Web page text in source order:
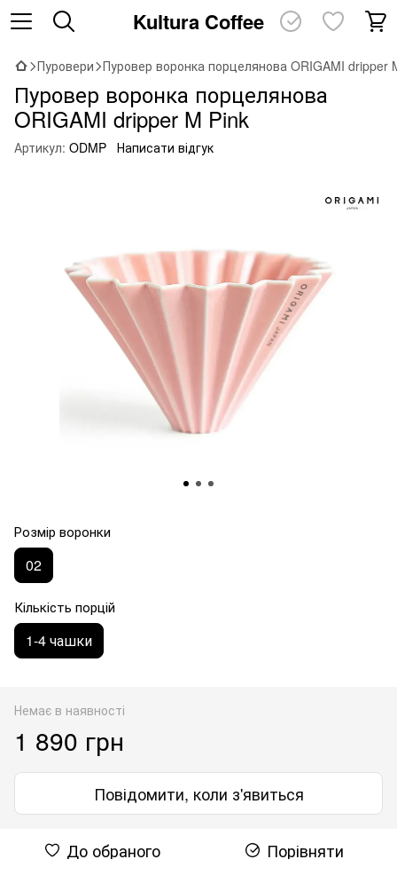
Kultura Coffee
Пуровери Пуровер воронка порцелянова ORIGAMI dripper
Пуровер воронка порцелянова
ORIGAMI dripper M Pink
Артикул: ODMP Написати відгук
Розмір воронки
02
Кількість порцій
1-4 чашки
Немає в наявності
1 890 грн
Повідомити, коли з'явиться
До обраного Порівняти